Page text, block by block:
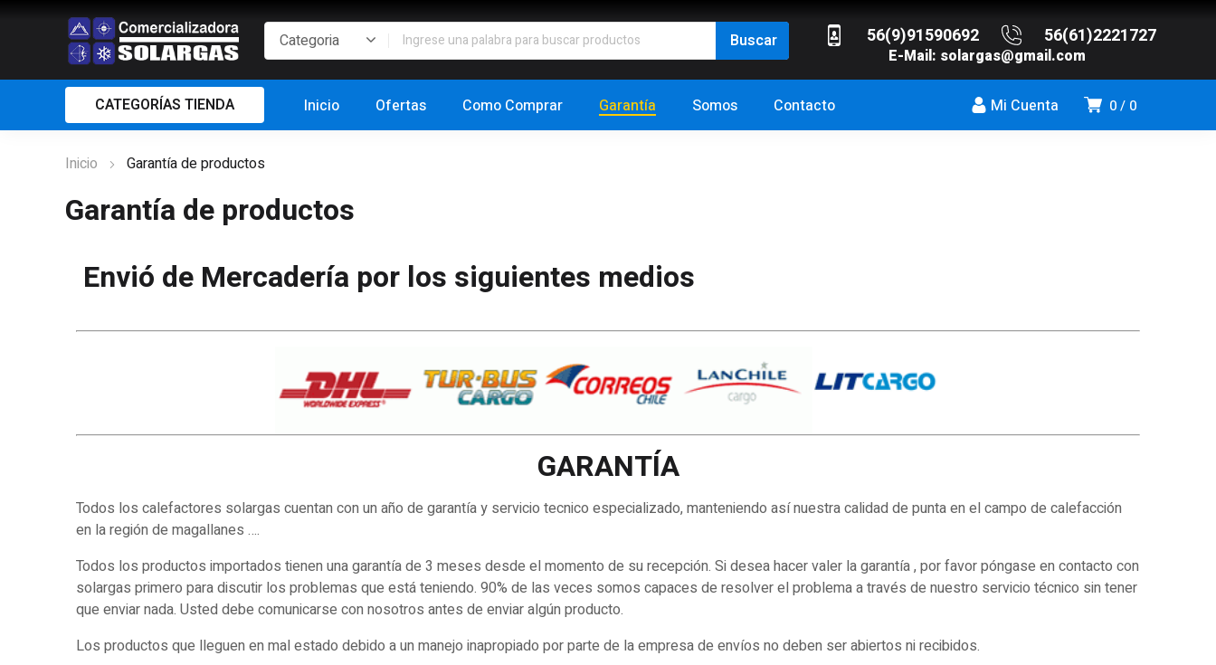
56(9)91590692 56(61)2221727
E-Mail: solargas@gmail.com
0 0
Mi Cuenta
CATEGORÍAS TIENDA Inicio Ofertas Como Comprar Garantía Somos Contacto
Inicio Garantía de productos
Garantía de productos
Envió de Mercadería por los siguientes medios
GARANTÍA
Todos los calefactores solargas cuentan con un año de garantía y servicio tecnico especializado, manteniendo así nuestra calidad de punta en el campo de calefacción
en la región de magallanes ….
Todos los productos importados tienen una garantía de 3 meses desde el momento de su recepción. Si desea hacer valer la garantía , por favor póngase en contacto con
solargas primero para discutir los problemas que está teniendo. 90% de las veces somos capaces de resolver el problema a través de nuestro servicio técnico sin tener
que enviar nada. Usted debe comunicarse con nosotros antes de enviar algún producto.
Los productos que lleguen en mal estado debido a un manejo inapropiado por parte de la empresa de envíos no deben ser abiertos ni recibidos.